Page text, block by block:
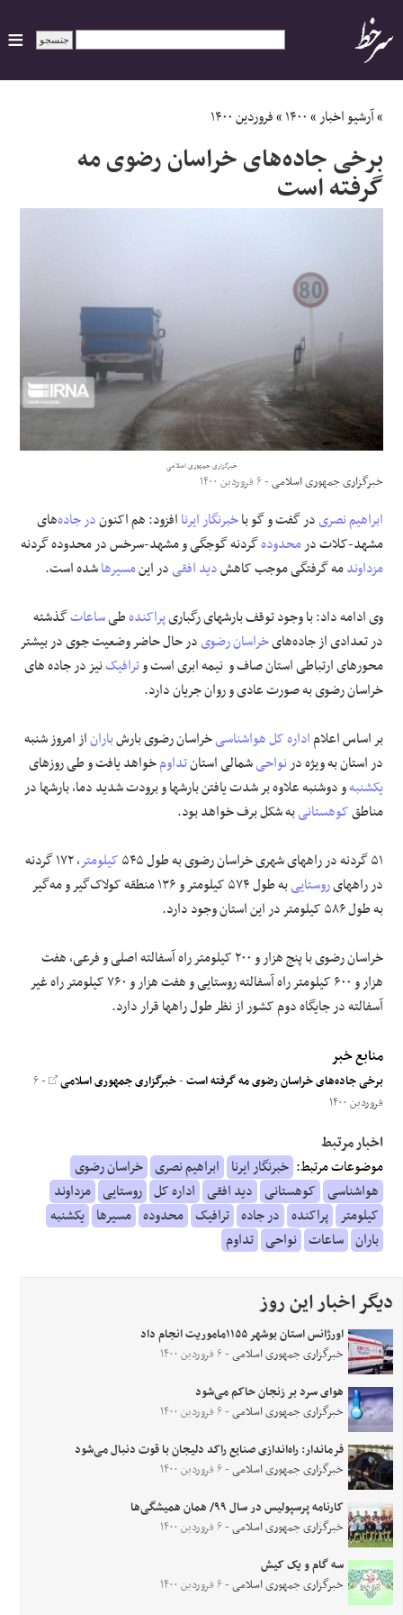
ایران
سیاسی
اقتصاد
اجتماعی
حوادث
علوم و فن آوری
فرهنگی و هنری
مقالات
»آرشیو اخبار»۱۴۰۰»فروردین ۱۴۰۰
برخی جاده‌های خراسان رضوی مه
گرفته است
خبرگزاری جمهوری اسلامی
خبرگزاری جمهوری اسلامی- ۶ فروردین ۱۴۰۰
ابراهیم نصریدر گفت و گو باخبرنگار ایرناافزود: هم اکنوندر جاده‌های
مشهد-کلات درمحدودهگردنه گوجگی و مشهد-سرخس در محدوده گردنه
مزداوندمه گرفتگی موجب کاهشدید افقیدر اینمسیرهاشده است.
وی ادامه داد: با وجود توقف بارشهای رگباریپراکندهطیساعاتگذشته
در تعدادی از جاده‌هایخراسان رضویدر حال حاضر وضعیت جوی در بیشتر
محورهای ارتباطی استان صاف و نیمه ابری است وترافیکنیز در جاده های
خراسان رضوی به صورت عادی و روان جریان دارد.
بر اساس اعلاماداره کلهواشناسیخراسان رضوی بارشباراناز امروز شنبه
در استان به ویژه درنواحیشمالی استانتداومخواهد یافت و طی روزهای
یکشنبهو دوشنبه علاوه بر شدت یافتن بارشها و برودت شدید دما، بارشها در
مناطقکوهستانیبه شکل برف خواهد بود.
۵۱ گردنه در راههای شهری خراسان رضوی به طول ۵۴۵ کیلومتر
، ۱۷۲ گردنه
در راههایروستایی
به طول ۵۷۴ کیلومتر و ۱۳۶ منطقه کولاک‌گیر و مه‌گیر
به طول ۵۸۶ کیلومتر در این استان وجود دارد.
خراسان رضوی با پنج هزار و ۲۰۰ کیلومتر راه آسفالته اصلی و فرعی، هفت
هزار و ۶۰۰ کیلومتر راه آسفالته روستایی و هفت هزار و ۷۶۰ کیلومتر راه غیر
آسفالته در جایگاه دوم کشور از نظر طول راهها قرار دارد.
منابع خبر
برخی جاده‌های خراسان رضوی مه گرفته است-خبرگزاری جمهوری اسلامی
- ۶
فروردین ۱۴۰۰
اخبار مرتبط
موضوعات مرتبط: خبرنگار ایرنا ابراهیم نصری خراسان رضوی
هواشناسی کوهستانی دید افقی اداره کل روستایی مزداوند
کیلومتر پراکنده در جاده ترافیک محدوده مسیرها یکشنبه
باران ساعات نواحی تداوم
دیگر اخبار این روز
اورژانس استان بوشهر ۱۱۵۵ماموریت انجام داد
خبرگزاری جمهوری اسلامی- ۶ فروردین ۱۴۰۰
هوای سرد بر زنجان حاکم می‌شود
خبرگزاری جمهوری اسلامی- ۶ فروردین ۱۴۰۰
فرماندار: راه‌اندازی صنایع راکد دلیجان با قوت دنبال می‌شود
خبرگزاری جمهوری اسلامی- ۶ فروردین ۱۴۰۰
کارنامه پرسپولیس در سال ۹۹/ همان همیشگی‌ها
خبرگزاری جمهوری اسلامی- ۶ فروردین ۱۴۰۰
سه گام و یک کیش
خبرگزاری جمهوری اسلامی- ۶ فروردین ۱۴۰۰